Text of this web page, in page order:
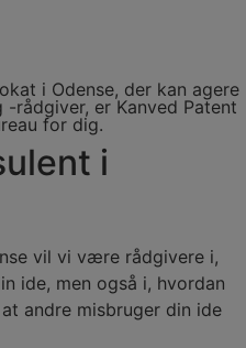
i Odense, der kan agere
rådgiver, er Kanved Patent
for dig.
i
vil vi være rådgivere i,
ide, men også i, hvordan
andre misbruger din ide